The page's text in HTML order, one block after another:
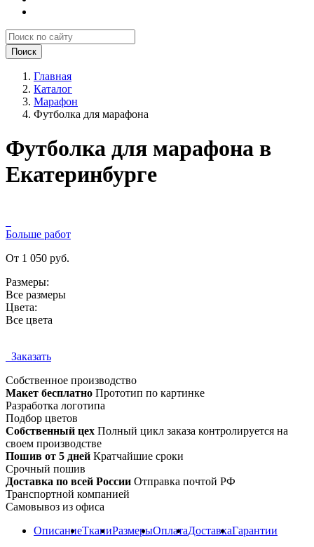
Поиск
Главная
Каталог
Марафон
Футболка для марафона
Футболка для марафона в
Екатеринбурге
Больше работ
От 1 050 руб.
Размеры:
Все размеры
Цвета:
Все цвета
Заказать
Собственное производство
Макет бесплатно Прототип по картинке
Разработка логотипа
Подбор цветов
Собственный цех Полный цикл заказа контролируется на
своем производстве
Пошив от 5 дней Кратчайшие сроки
Срочный пошив
Доставка по всей России Отправка почтой РФ
Транспортной компанией
Самовывоз из офиса
ОписаниеТканиРазмерыОплатаДоставкаГарантии